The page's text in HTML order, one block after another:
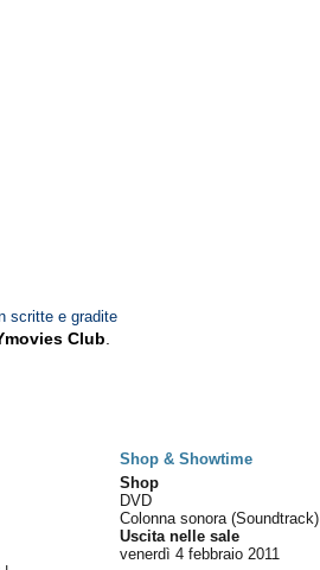
scritte e gradite
Club
Shop & Showtime
Shop
DVD
Colonna sonora (Soundtrack)
Uscita nelle sale
venerdì 4 febbraio 2011